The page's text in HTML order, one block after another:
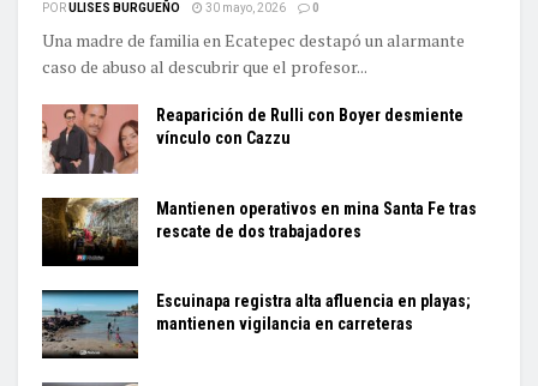
PORULISES BURGUEÑO 30 mayo, 2026 0
Una madre de familia en Ecatepec destapó un alarmante
caso de abuso al descubrir que el profesor...
Reaparición de Rulli con Boyer desmiente
vínculo con Cazzu
Mantienen operativos en mina Santa Fe tras
rescate de dos trabajadores
Escuinapa registra alta afluencia en playas;
mantienen vigilancia en carreteras